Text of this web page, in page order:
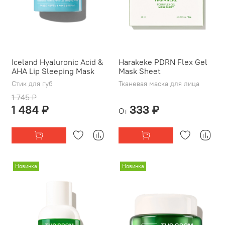
Iceland Hyaluronic Acid &
AHA Lip Sleeping Mask
Стик для губ
1 745 ₽
1 484 ₽
Harakeke PDRN Flex Gel
Mask Sheet
Тканевая маска для лица
От 333 ₽
Новинка Новинка